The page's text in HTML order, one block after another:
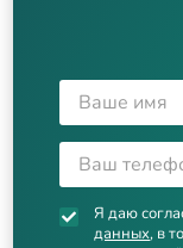
Я даю
данных, в